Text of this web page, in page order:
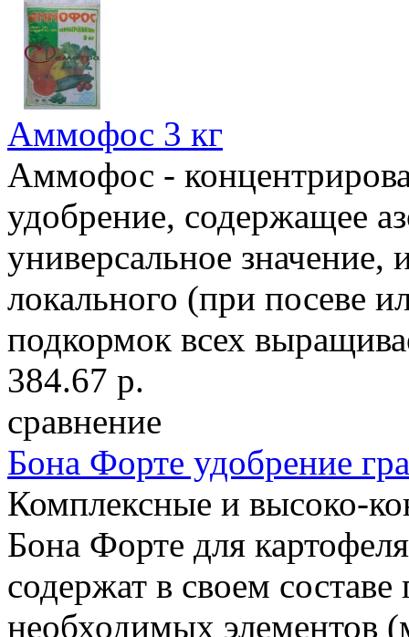
Аммофос 3 кг
Аммофос -
удобрение, содержащее
универсальное значение,
локального (при посеве
подкормок всех
384.67 р.
сравнение
Бона Форте удобрение
Комплексные и высоко-
Бона Форте для
содержат в своем
необходимых элементов